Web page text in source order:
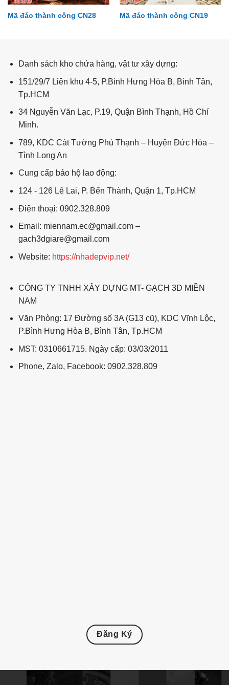
Mã đáo thành công CN28 Mã đáo thành công CN19
Danh sách kho chứa hàng, vật tư xây dựng:
151/29/7 Liên khu 4-5, P.Bình Hưng Hòa B, Bình Tân,
Tp.HCM
34 Nguyễn Văn Lạc, P.19, Quận Bình Thạnh, Hồ Chí
Minh.
789, KDC Cát Tường Phú Thạnh – Huyện Đức Hòa –
Tỉnh Long An
Cung cấp bảo hộ lao động:
124 - 126 Lê Lai, P. Bến Thành, Quận 1, Tp.HCM
Điện thoại: 0902.328.809
Email: miennam.ec@gmail.com –
gach3dgiare@gmail.com
Website: https://nhadepvip.net/
CÔNG TY TNHH XÂY DỰNG MT- GẠCH 3D MIỀN
NAM
Văn Phòng: 17 Đường số 3A (G13 cũ), KDC Vĩnh Lộc,
P.Bình Hưng Hòa B, Bình Tân, Tp.HCM
MST: 0310661715. Ngày cấp: 03/03/2011
Phone, Zalo, Facebook: 0902.328.809
Đăng Ký